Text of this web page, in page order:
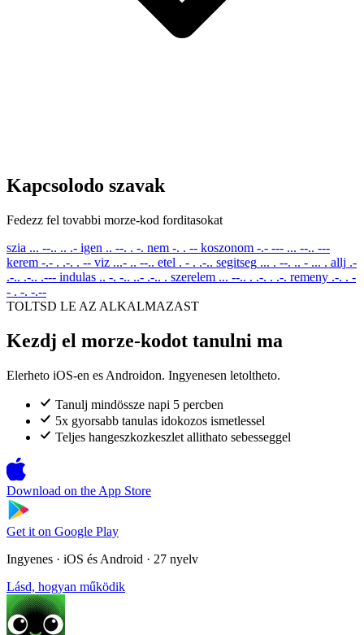
Kapcsolodo szavak
Fedezz fel tovabbi morze-kod forditasokat
szia ... --.. .. .- igen .. --. . -. nem -. . -- koszonom -.- --- ... --.. ---
kerem -.- . .-. . -- viz ...- .. --.. etel . - . .-.. segitseg ... . --. .. - ... . allj .-
.-.. .-.. .--- indulas .. -. -.. ..- .-.. . szerelem ... --.. . .-. . .-. remeny .-. . -
- . -. -.--
TOLTSD LE AZ ALKALMAZAST
Kezdj el morze-kodot tanulni ma
Elerheto iOS-en es Androidon. Ingyenesen letoltheto.
Tanulj mindössze napi 5 percben
5x gyorsabb tanulas idokozos ismetlessel
Teljes hangeszkozkeszlet allithato sebesseggel
Download on the App Store
Get it on Google Play
Ingyenes · iOS és Android · 27 nyelv
Lásd, hogyan működik